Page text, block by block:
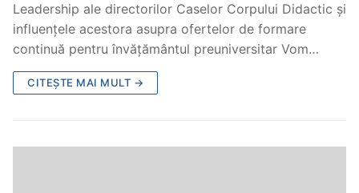
Leadership ale directorilor Caselor Corpului Didactic și
influențele acestora asupra ofertelor de formare
continuă pentru învățământul preuniversitar Vom…
CITEȘTE MAI MULT →